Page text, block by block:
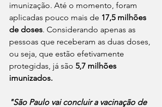
imunização. Até o momento, foram
aplicadas pouco mais de 17,5 milhões
de doses. Considerando apenas as
pessoas que receberam as duas doses,
ou seja, que estão efetivamente
protegidas, já são 5,7 milhões
imunizados.
"São Paulo vai concluir a vacinação de